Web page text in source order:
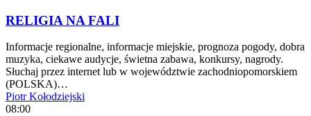
RELIGIA NA FALI
Informacje regionalne, informacje miejskie, prognoza pogody, dobra
muzyka, ciekawe audycje, świetna zabawa, konkursy, nagrody.
Słuchaj przez internet lub w województwie zachodniopomorskiem
(POLSKA)…
Piotr Kołodziejski
08:00